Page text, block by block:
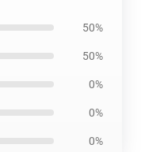
50%
50%
0%
0%
0%